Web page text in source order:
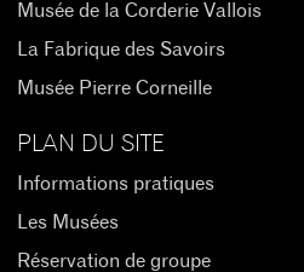
Musée de la Corderie Vallois
La Fabrique des Savoirs
Musée Pierre Corneille
PLAN DU SITE
Informations pratiques
Les Musées
Réservation de groupe